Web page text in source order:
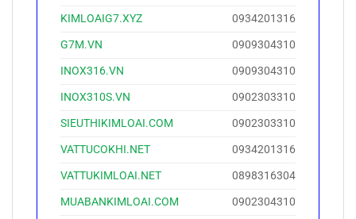
KIMLOAIG7.XYZ
0934201316
G7M.VN
0909304310
INOX316.VN
0909304310
INOX310S.VN
0902303310
SIEUTHIKIMLOAI.COM
0902303310
VATTUCOKHI.NET
0934201316
VATTUKIMLOAI.NET
0898316304
MUABANKIMLOAI.COM
0902304310